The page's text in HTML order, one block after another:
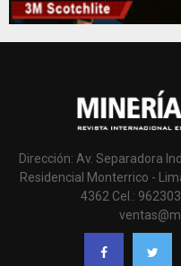
Dirección: Av. Separadora
Residencial Monterrico -
4362 Cel.: